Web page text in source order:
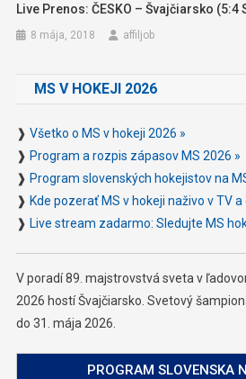
Live Prenos: ČESKO – Švajčiarsko (5:4
8 mája, 2018 affiljob
MS V HOKEJI 2026
❱ Všetko o MS v hokeji 2026 »
❱ Program a rozpis zápasov MS 2026 »
❱ Program slovenských hokejistov na
❱ Kde pozerať MS v hokeji naživo v TV a
❱ Live stream zadarmo: Sledujte MS
V poradí 89. majstrovstvá sveta v
2026 hostí Švajčiarsko. Svetový
do 31. mája 2026.
PROGRAM SLOVENSKA